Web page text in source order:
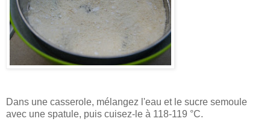
Dans une casserole, mélangez l'eau et le sucre semoule
avec une spatule, puis cuisez-le à 118-119 °C.